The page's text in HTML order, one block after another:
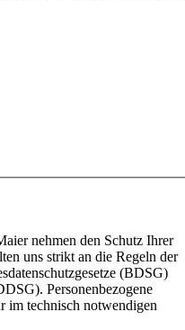
nehmen den Schutz Ihrer
uns strikt an die Regeln der
(BDSG)
Personenbezogene
im technisch notwendigen